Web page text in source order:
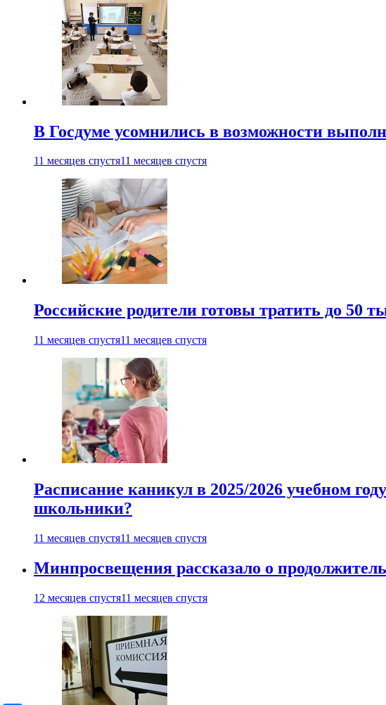
В Госдуме усомнились в возможности
11 месяцев спустя11 месяцев спустя
Российские родители готовы тратить до 50
11 месяцев спустя11 месяцев спустя
Расписание каникул в 2025/2026 учебном
школьники?
11 месяцев спустя11 месяцев спустя
Минпросвещения рассказало о
12 месяцев спустя11 месяцев спустя